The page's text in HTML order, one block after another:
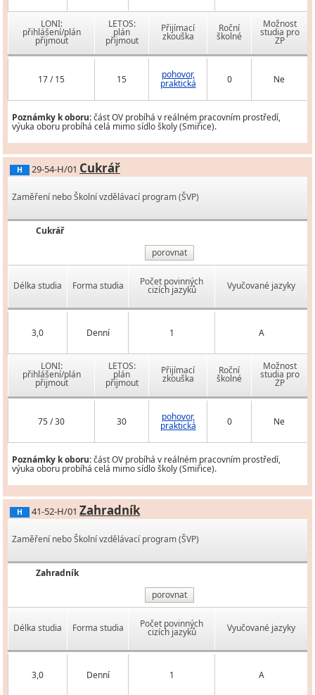
LONI:
přihlášení/plán
přijmout
LETOS:
plán
přijmout
Přijímací
zkouška
Roční
školné
Možnost
studia pro
ZP
17 / 15 15 pohovor,
praktická 0 Ne
Poznámky k oboru:část OV probíhá v reálném pracovním prostředí,
výuka oboru probíhá celá mimo sídlo školy (Smiřice).
H 29-54-H/01 Cukrář
Zaměření nebo Školní vzdělávací program (ŠVP)
Cukrář
porovnat
Délka studia Forma studia Počet povinných
cizích jazyků Vyučované jazyky
3,0 Denní 1 A
LONI:
přihlášení/plán
přijmout
LETOS:
plán
přijmout
Přijímací
zkouška
Roční
školné
Možnost
studia pro
ZP
75 / 30 30 pohovor,
praktická 0 Ne
Poznámky k oboru:část OV probíhá v reálném pracovním prostředí,
výuka oboru probíhá celá mimo sídlo školy (Smiřice).
H 41-52-H/01 Zahradník
Zaměření nebo Školní vzdělávací program (ŠVP)
Zahradník
porovnat
Délka studia Forma studia Počet povinných
cizích jazyků Vyučované jazyky
3,0 Denní 1 A